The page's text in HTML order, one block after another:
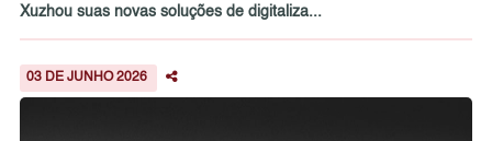
Xuzhou suas novas soluções de digitaliza...
03 DE JUNHO 2026